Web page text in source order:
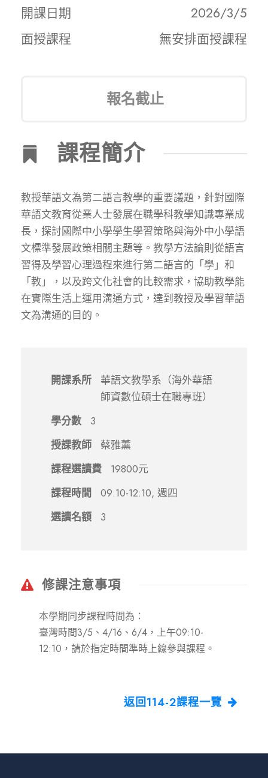
開課日期
2026/3/5
面授課程
無安排面授課程
報名截止
課程簡介
教授華語文為第二語言教學的重要議題，針對國際
華語文教育從業人士發展在職學科教學知識專業成
長，探討國際中小學學生學習策略與海外中小學語
文標準發展政策相關主題等。教學方法論則從語言
習得及學習心理過程來進行第二語言的「學」和
「教」，以及跨文化社會的比較需求，協助教學能
在實際生活上運用溝通方式，達到教授及學習華語
文為溝通的目的。
開課系所
華語文教學系（海外華語
師資數位碩士在職專班）
學分數
3
授課教師
蔡雅薰
課程選讀費
19800元
課程時間
09:10-12:10, 週四
選讀名額
3
修課注意事項
本學期同步課程時間為：
臺灣時間3/5、4/16、6/4，上午09:10-
12:10，請於指定時間準時上線參與課程。
返回114-2課程一覽